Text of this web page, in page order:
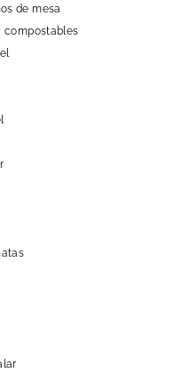
de mesa
compostables